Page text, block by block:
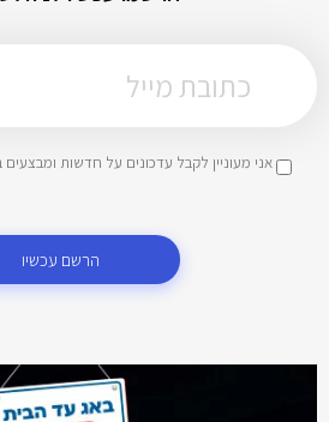
אני מעוניין לקבל עדכונים על חדשות
הרשם עכשיו